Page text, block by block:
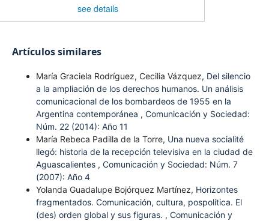
see details
Artículos similares
María Graciela Rodríguez, Cecilia Vázquez, Del silencio
a la ampliación de los derechos humanos. Un análisis
comunicacional de los bombardeos de 1955 en la
Argentina contemporánea , Comunicación y Sociedad:
Núm. 22 (2014): Año 11
María Rebeca Padilla de la Torre, Una nueva socialité
llegó: historia de la recepción televisiva en la ciudad de
Aguascalientes , Comunicación y Sociedad: Núm. 7
(2007): Año 4
Yolanda Guadalupe Bojórquez Martínez, Horizontes
fragmentados. Comunicación, cultura, pospolítica. El
(des) orden global y sus figuras. , Comunicación y